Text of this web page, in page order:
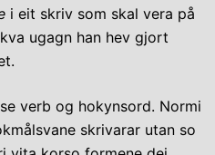
i eit skriv som skal vera på
ugagn han hev gjort
verb og hokynsord. Normi
skrivarar utan so